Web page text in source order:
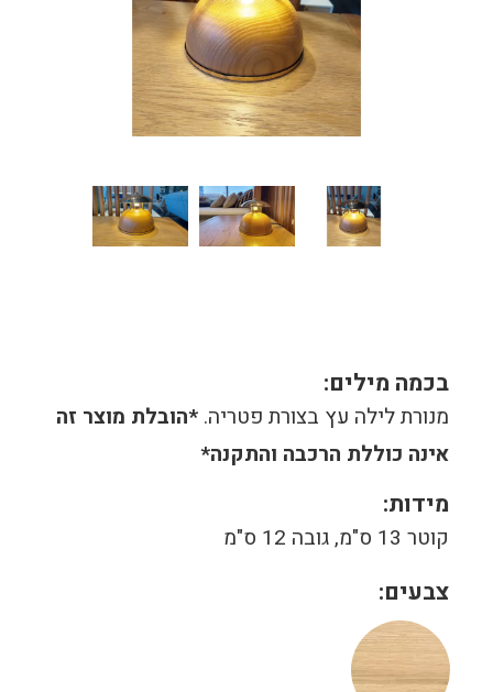
בכמה מילים:
מנורת לילה עץ בצורת פטריה. *הובלת מוצר זה
אינה כוללת הרכבה והתקנה*
מידות:
קוטר 13 ס"מ, גובה 12 ס"מ
צבעים: